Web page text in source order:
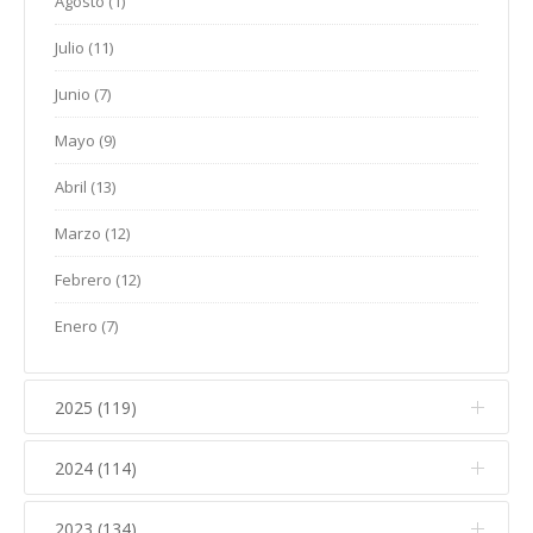
Julio (11)
Junio (7)
Mayo (9)
Abril (13)
Marzo (12)
Febrero (12)
Enero (7)
2025 (119)
Diciembre (12)
Noviembre (17)
2024 (114)